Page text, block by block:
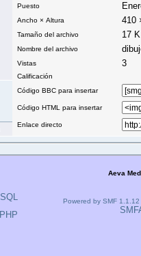
Puesto
Ancho × Altura 410
Tamaño del archivo 17
Nombre del archivo
Vistas 3
Calificación
Código BBC para insertar
Código HTML para insertar
Enlace directo
Aeva
Powered by SMF 1.1.12